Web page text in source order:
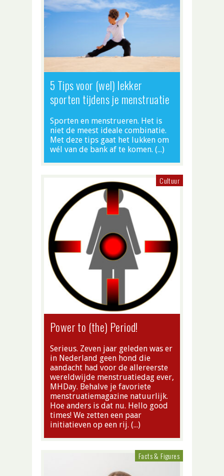
5 Tips voor (wel) lekker
sporten tijdens je menstruatie
Sporten en menstrueren. Het is
niet de meest ideale combinatie.
Met deze tips gaat het lukken om
wél van de bank af te komen. (…)
Cultuur
Power to (the) Period!
Serieus. Zeven jaar geleden was er
in Nederland geen hond die
aandacht had voor de allereerste
wereldwijde menstruatiedag ever,
MHDay. Behalve je favoriete
menstruatiemagazine natuurlijk.
Hoe anders is dat nu. Hello good
times! We zetten een paar
initiatieven op een rij. (…)
Facts & Figures